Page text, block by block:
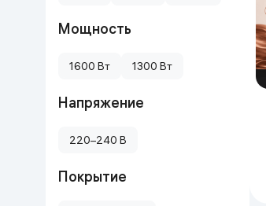
Мощность
1600 Вт 1300 Вт
Напряжение
220–240 В
Покрытие